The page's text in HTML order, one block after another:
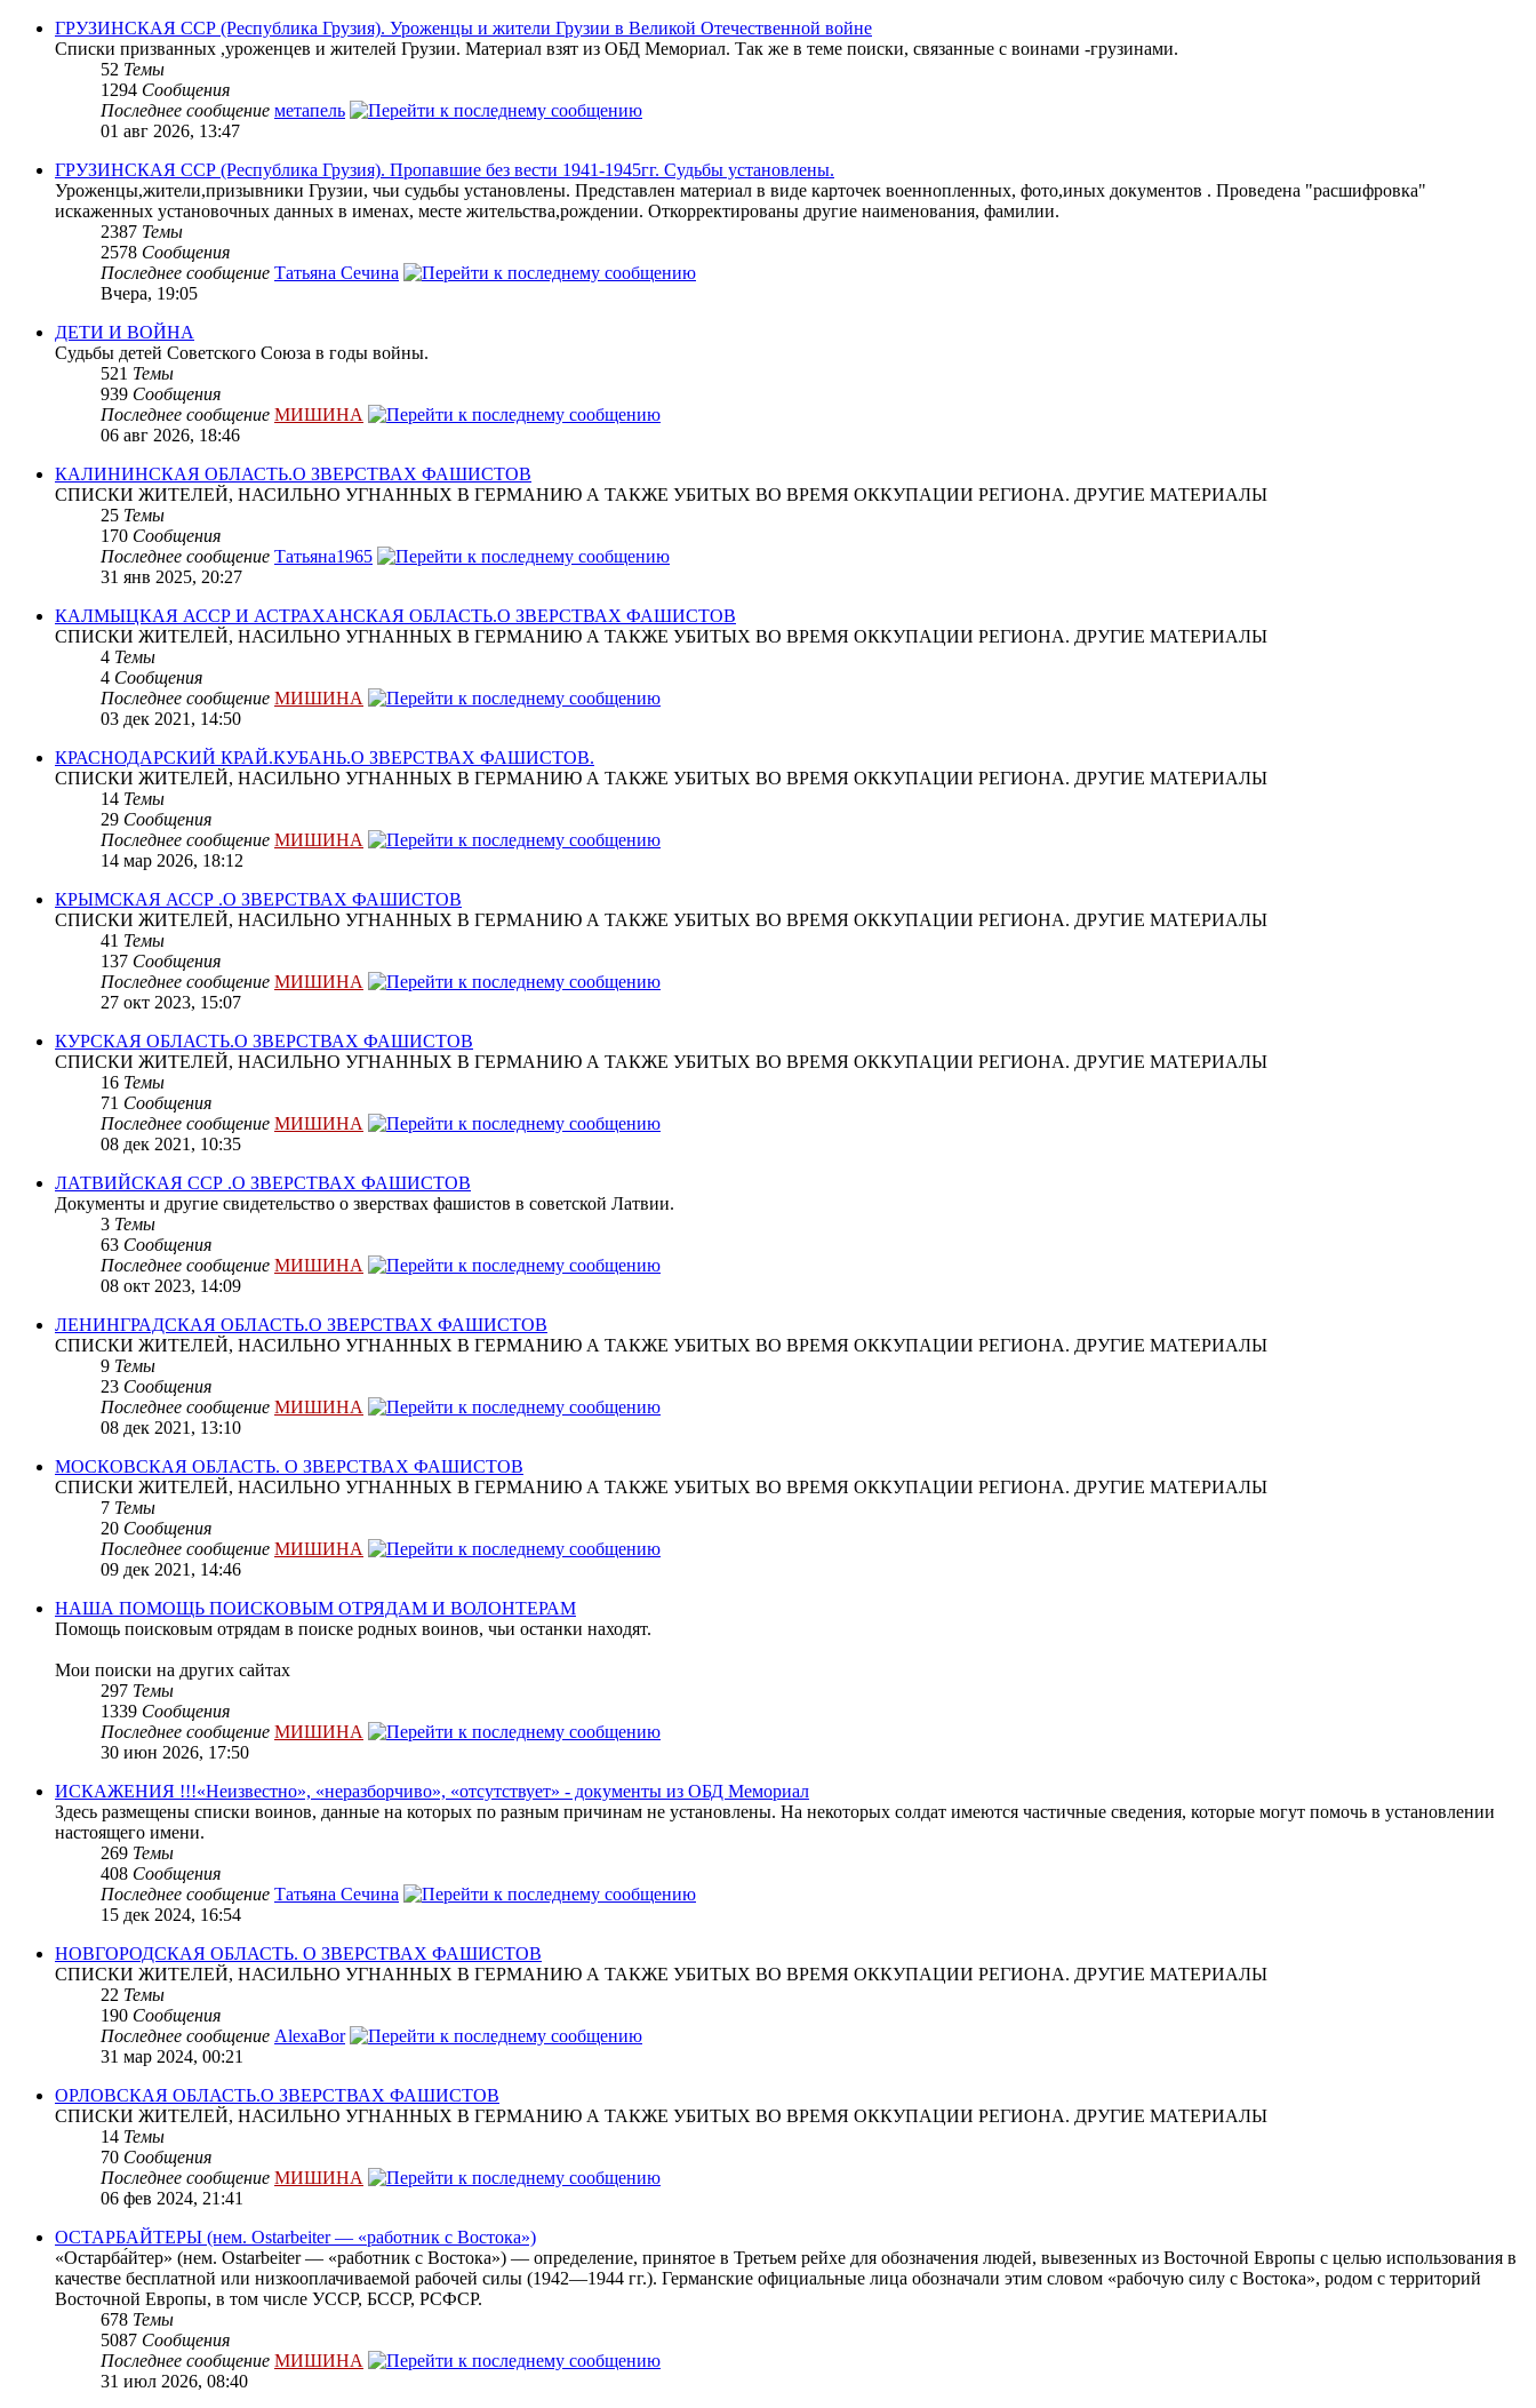
ГРУЗИНСКАЯ ССР (Республика Грузия). Уроженцы и жители Грузии в Великой Отечественной войне
Списки призванных ,уроженцев и жителей Грузии. Материал взят из ОБД Мемориал. Так же в теме поиски, связанные с воинами -грузинами.
52 Темы
1294 Сообщения
Последнее сообщение метапель
01 авг 2026, 13:47
ГРУЗИНСКАЯ ССР (Республика Грузия). Пропавшие без вести 1941-1945гг. Судьбы установлены.
Уроженцы,жители,призывники Грузии, чьи судьбы установлены. Представлен материал в виде карточек военнопленных, фото,иных документов . Проведена "расшифровка"
искаженных установочных данных в именах, месте жительства,рождении. Откорректированы другие наименования, фамилии.
2387 Темы
2578 Сообщения
Последнее сообщение Татьяна Сечина
Вчера, 19:05
ДЕТИ И ВОЙНА
Судьбы детей Советского Союза в годы войны.
521 Темы
939 Сообщения
Последнее сообщение МИШИНА
06 авг 2026, 18:46
КАЛИНИНСКАЯ ОБЛАСТЬ.О ЗВЕРСТВАХ ФАШИСТОВ
СПИСКИ ЖИТЕЛЕЙ, НАСИЛЬНО УГНАННЫХ В ГЕРМАНИЮ А ТАКЖЕ УБИТЫХ ВО ВРЕМЯ ОККУПАЦИИ РЕГИОНА. ДРУГИЕ МАТЕРИАЛЫ
25 Темы
170 Сообщения
Последнее сообщение Татьяна1965
31 янв 2025, 20:27
КАЛМЫЦКАЯ АССР И АСТРАХАНСКАЯ ОБЛАСТЬ.О ЗВЕРСТВАХ ФАШИСТОВ
СПИСКИ ЖИТЕЛЕЙ, НАСИЛЬНО УГНАННЫХ В ГЕРМАНИЮ А ТАКЖЕ УБИТЫХ ВО ВРЕМЯ ОККУПАЦИИ РЕГИОНА. ДРУГИЕ МАТЕРИАЛЫ
4 Темы
4 Сообщения
Последнее сообщение МИШИНА
03 дек 2021, 14:50
КРАСНОДАРСКИЙ КРАЙ.КУБАНЬ.О ЗВЕРСТВАХ ФАШИСТОВ.
СПИСКИ ЖИТЕЛЕЙ, НАСИЛЬНО УГНАННЫХ В ГЕРМАНИЮ А ТАКЖЕ УБИТЫХ ВО ВРЕМЯ ОККУПАЦИИ РЕГИОНА. ДРУГИЕ МАТЕРИАЛЫ
14 Темы
29 Сообщения
Последнее сообщение МИШИНА
14 мар 2026, 18:12
КРЫМСКАЯ АССР .О ЗВЕРСТВАХ ФАШИСТОВ
СПИСКИ ЖИТЕЛЕЙ, НАСИЛЬНО УГНАННЫХ В ГЕРМАНИЮ А ТАКЖЕ УБИТЫХ ВО ВРЕМЯ ОККУПАЦИИ РЕГИОНА. ДРУГИЕ МАТЕРИАЛЫ
41 Темы
137 Сообщения
Последнее сообщение МИШИНА
27 окт 2023, 15:07
КУРСКАЯ ОБЛАСТЬ.О ЗВЕРСТВАХ ФАШИСТОВ
СПИСКИ ЖИТЕЛЕЙ, НАСИЛЬНО УГНАННЫХ В ГЕРМАНИЮ А ТАКЖЕ УБИТЫХ ВО ВРЕМЯ ОККУПАЦИИ РЕГИОНА. ДРУГИЕ МАТЕРИАЛЫ
16 Темы
71 Сообщения
Последнее сообщение МИШИНА
08 дек 2021, 10:35
ЛАТВИЙСКАЯ ССР .О ЗВЕРСТВАХ ФАШИСТОВ
Документы и другие свидетельство о зверствах фашистов в советской Латвии.
3 Темы
63 Сообщения
Последнее сообщение МИШИНА
08 окт 2023, 14:09
ЛЕНИНГРАДСКАЯ ОБЛАСТЬ.О ЗВЕРСТВАХ ФАШИСТОВ
СПИСКИ ЖИТЕЛЕЙ, НАСИЛЬНО УГНАННЫХ В ГЕРМАНИЮ А ТАКЖЕ УБИТЫХ ВО ВРЕМЯ ОККУПАЦИИ РЕГИОНА. ДРУГИЕ МАТЕРИАЛЫ
9 Темы
23 Сообщения
Последнее сообщение МИШИНА
08 дек 2021, 13:10
МОСКОВСКАЯ ОБЛАСТЬ. О ЗВЕРСТВАХ ФАШИСТОВ
СПИСКИ ЖИТЕЛЕЙ, НАСИЛЬНО УГНАННЫХ В ГЕРМАНИЮ А ТАКЖЕ УБИТЫХ ВО ВРЕМЯ ОККУПАЦИИ РЕГИОНА. ДРУГИЕ МАТЕРИАЛЫ
7 Темы
20 Сообщения
Последнее сообщение МИШИНА
09 дек 2021, 14:46
НАША ПОМОЩЬ ПОИСКОВЫМ ОТРЯДАМ И ВОЛОНТЕРАМ
Помощь поисковым отрядам в поиске родных воинов, чьи останки находят.
Мои поиски на других сайтах
297 Темы
1339 Сообщения
Последнее сообщение МИШИНА
30 июн 2026, 17:50
ИСКАЖЕНИЯ !!!«Неизвестно», «неразборчиво», «отсутствует» - документы из ОБД Мемориал
Здесь размещены списки воинов, данные на которых по разным причинам не установлены. На некоторых солдат имеются частичные сведения, которые могут помочь в установлении
настоящего имени.
269 Темы
408 Сообщения
Последнее сообщение Татьяна Сечина
15 дек 2024, 16:54
НОВГОРОДСКАЯ ОБЛАСТЬ. О ЗВЕРСТВАХ ФАШИСТОВ
СПИСКИ ЖИТЕЛЕЙ, НАСИЛЬНО УГНАННЫХ В ГЕРМАНИЮ А ТАКЖЕ УБИТЫХ ВО ВРЕМЯ ОККУПАЦИИ РЕГИОНА. ДРУГИЕ МАТЕРИАЛЫ
22 Темы
190 Сообщения
Последнее сообщение AlexaBor
31 мар 2024, 00:21
ОРЛОВСКАЯ ОБЛАСТЬ.О ЗВЕРСТВАХ ФАШИСТОВ
СПИСКИ ЖИТЕЛЕЙ, НАСИЛЬНО УГНАННЫХ В ГЕРМАНИЮ А ТАКЖЕ УБИТЫХ ВО ВРЕМЯ ОККУПАЦИИ РЕГИОНА. ДРУГИЕ МАТЕРИАЛЫ
14 Темы
70 Сообщения
Последнее сообщение МИШИНА
06 фев 2024, 21:41
ОСТАРБАЙТЕРЫ (нем. Ostarbeiter — «работник с Востока»)
«Остарба́йтер» (нем. Ostarbeiter — «работник с Востока») — определение, принятое в Третьем рейхе для обозначения людей, вывезенных из Восточной Европы с целью использования в
качестве бесплатной или низкооплачиваемой рабочей силы (1942—1944 гг.). Германские официальные лица обозначали этим словом «рабочую силу с Востока», родом с территорий
Восточной Европы, в том числе УССР, БССР, РСФСР.
678 Темы
5087 Сообщения
Последнее сообщение МИШИНА
31 июл 2026, 08:40